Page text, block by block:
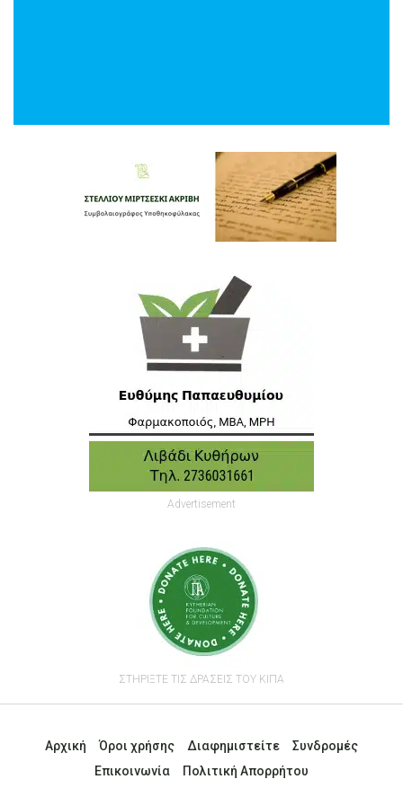
Advertisement
ΣΤΗΡΙΞΤΕ ΤΙΣ ΔΡΑΣΕΙΣ ΤΟΥ ΚΙΠΑ
Αρχική Όροι χρήσης Διαφημιστείτε
Συνδρομές
Επικοινωνία
Πολιτική Απορρήτου